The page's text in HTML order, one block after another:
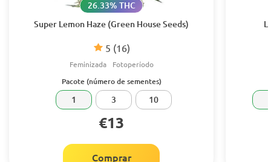
Super Lemon Haze (Green House Seeds)
5 (16)
26.33% THC
Feminizada Fotoperíodo
Pacote (número de sementes)
1 3 10
€13
Comprar